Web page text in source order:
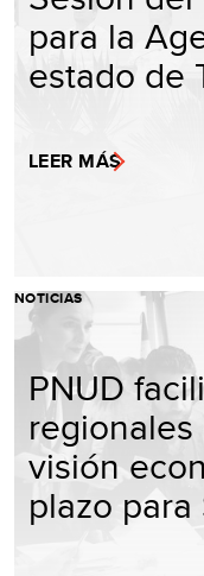
para la
estado de
LEER MÁS
NOTICIAS
PNUD
visión
plazo para